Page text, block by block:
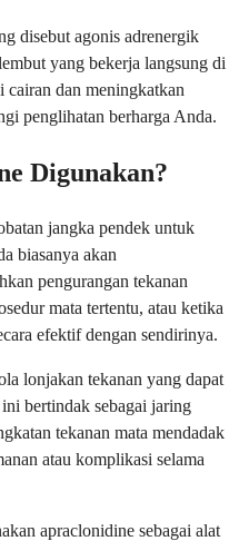
disebut agonis adrenergik
yang bekerja langsung di
dan meningkatkan
penglihatan berharga Anda.
Digunakan?
jangka pendek untuk
biasanya akan
pengurangan tekanan
mata tertentu, atau ketika
efektif dengan sendirinya.
lonjakan tekanan yang dapat
bertindak sebagai jaring
tekanan mata mendadak
atau komplikasi selama
apraclonidine sebagai alat